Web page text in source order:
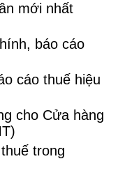
mới nhất
báo cáo
cáo thuế hiệu
cho Cửa hàng
trong